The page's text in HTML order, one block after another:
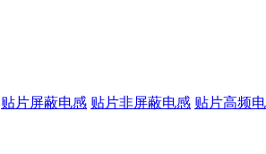
贴片屏蔽电感 贴片非屏蔽电感 贴片高频